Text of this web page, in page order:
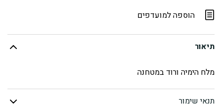
הימלאיה
ורוד
במטחנה
הוספה למועדפים
תיאור
מלח הימיה ורוד במטחנה
תנאי שימור